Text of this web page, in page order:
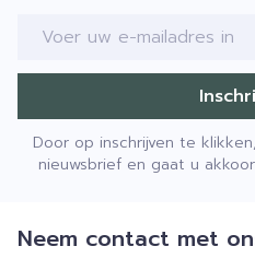
E-mail adres
Door op inschrijven te
nieuwsbrief en gaat u
Neem contact met